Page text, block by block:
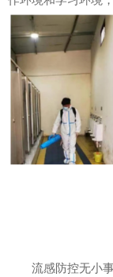
流感防控无小